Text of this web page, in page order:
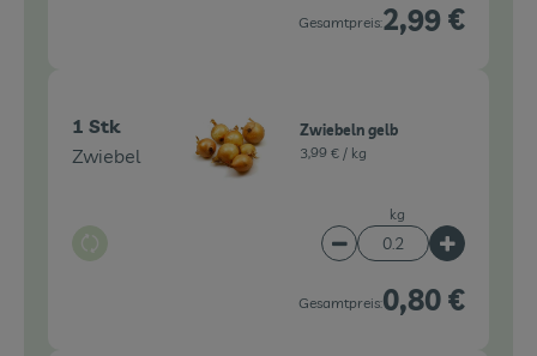
Gesamtpreis:2,99 €
1 Stk
Zwiebel
Auswahl ändern
Zwiebeln gelb
3,99 € / kg
kg
Artikelanzahl
Gesamtpreis:0,80 €